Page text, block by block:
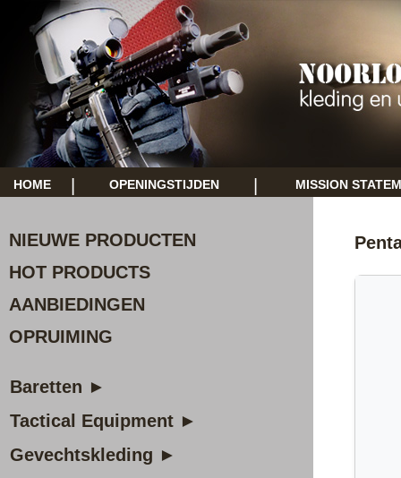
HOME OPENINGSTIJDEN MISSION
NIEUWE PRODUCTEN
HOT PRODUCTS
AANBIEDINGEN
OPRUIMING
Baretten ►
Tactical Equipment ►
Gevechtskleding ►